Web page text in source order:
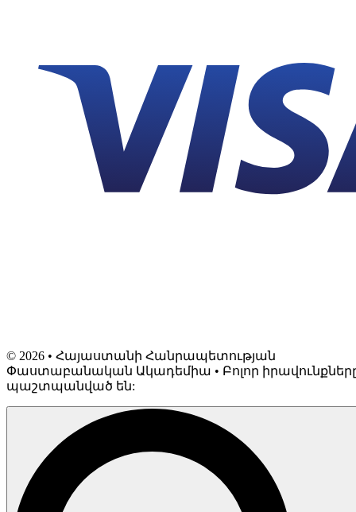
© 2026 • Հայաստանի Հանրապետության
Փաստաբանական Ակադեմիա • Բոլոր
պաշտպանված են: